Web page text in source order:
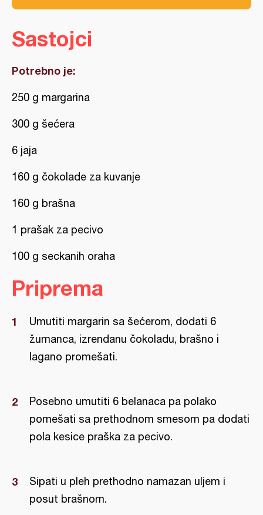
Sastojci
Potrebno je:
250 g margarina
300 g šećera
6 jaja
160 g čokolade za kuvanje
160 g brašna
1 prašak za pecivo
100 g seckanih oraha
Priprema
Umutiti margarin sa šećerom, dodati 6
žumanca, izrendanu čokoladu, brašno i
lagano promešati.
Posebno umutiti 6 belanaca pa polako
pomešati sa prethodnom smesom pa dodati
pola kesice praška za pecivo.
Sipati u pleh prethodno namazan uljem i
posut brašnom.